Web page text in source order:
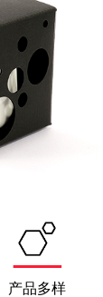
产品多样